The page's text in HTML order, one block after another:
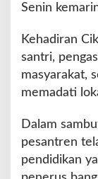
s
s
C
t
a
P
e
e
Senin
Kehadiran
santri,
masyarakat,
memadati
Dalam
pesantren
pendidikan